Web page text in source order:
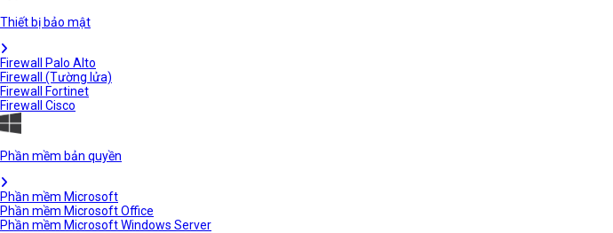
Thiết bị bảo mật
Firewall Palo Alto
Firewall (Tường lửa)
Firewall Fortinet
Firewall Cisco
Phần mềm bản quyền
Phần mềm Microsoft
Phần mềm Microsoft Office
Phần mềm Microsoft Windows Server